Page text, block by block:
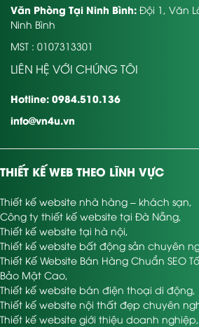
Văn Phòng Tại Ninh Bình: Đội 1, Văn
Ninh Bình
MST : 0107313301
LIÊN HỆ VỚI CHÚNG TÔI
Hotline: 0984.510.136
info@vn4u.vn
THIẾT KẾ WEB THEO LĨNH VỰC
Thiết kế website nhà hàng – khách sạn,
Công ty thiết kế website tại Đà Nẵng,
Thiết kế website tại hà nội,
Thiết kế website bất động sản chuyên
Thiết Kế Website Bán Hàng Chuẩn SEO
Bảo Mật Cao,
Thiết kế website bán điện thoại di động,
Thiết kế website nội thất đẹp chuyên
Thiết kế website giới thiệu doanh nghiệp,